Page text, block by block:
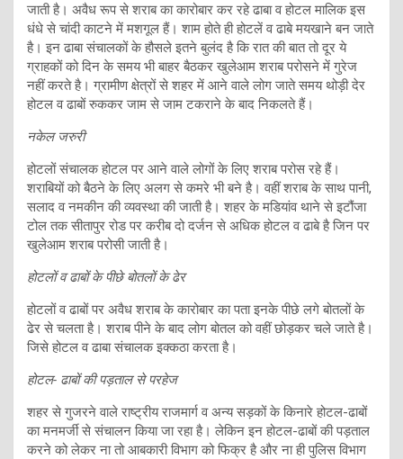
जाती है। अवैध रूप से शराब का कारोबार कर रहे ढाबा व होटल मालिक इस
धंधे से चांदी काटने में मशगूल हैं। शाम होते ही होटलें व ढाबे मयखाने बन जाते
है। इन ढाबा संचालकों के हौसले इतने बुलंद है कि रात की बात तो दूर ये
ग्राहकों को दिन के समय भी बाहर बैठकर खुलेआम शराब परोसने में गुरेज
नहीं करते है। ग्रामीण क्षेत्रों से शहर में आने वाले लोग जाते समय थोड़ी देर
होटल व ढाबों रुककर जाम से जाम टकराने के बाद निकलते हैं।
नकेल जरुरी
होटलों संचालक होटल पर आने वाले लोगों के लिए शराब परोस रहे हैं।
शराबियों को बैठने के लिए अलग से कमरे भी बने है। वहीं शराब के साथ पानी,
सलाद व नमकीन की व्यवस्था की जाती है। शहर के मडियांव थाने से इटौंजा
टोल तक सीतापुर रोड पर करीब दो दर्जन से अधिक होटल व ढाबे है जिन पर
खुलेआम शराब परोसी जाती है।
होटलों व ढाबों के पीछे बोतलों के ढेर
होटलों व ढाबों पर अवैध शराब के कारोबार का पता इनके पीछे लगे बोतलों के
ढेर से चलता है। शराब पीने के बाद लोग बोतल को वहीं छोड़कर चले जाते है।
जिसे होटल व ढाबा संचालक इक्कठा करता है।
होटल- ढाबों की पड़ताल से परहेज
शहर से गुजरने वाले राष्ट्रीय राजमार्ग व अन्य सड़कों के किनारे होटल-ढाबों
का मनमर्जी से संचालन किया जा रहा है। लेकिन इन होटल-ढाबों की पड़ताल
करने को लेकर ना तो आबकारी विभाग को फिक्र है और ना ही पुलिस विभाग